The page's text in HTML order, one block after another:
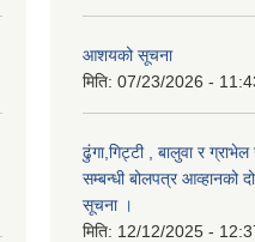
आशयको सूचना
मिति: 07/23/2026 -
ढुंगा,गिट्टी , बालुवा र
सम्बन्धी बोलपत्र आव्हानको
सूचना ।
मिति: 12/12/2025 -